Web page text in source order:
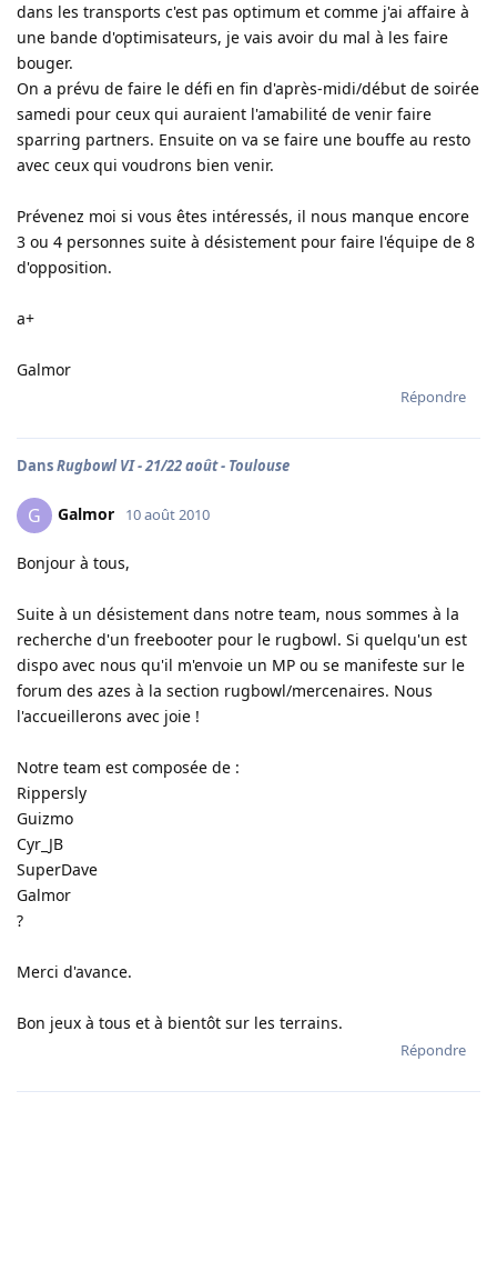
dans les transports c'est pas optimum et comme j'ai affaire à
une bande d'optimisateurs, je vais avoir du mal à les faire
bouger.
On a prévu de faire le défi en fin d'après-midi/début de soirée
samedi pour ceux qui auraient l'amabilité de venir faire
sparring partners. Ensuite on va se faire une bouffe au resto
avec ceux qui voudrons bien venir.
Prévenez moi si vous êtes intéressés, il nous manque encore
3 ou 4 personnes suite à désistement pour faire l'équipe de 8
d'opposition.
a+
Galmor
Répondre
DansRugbowl VI - 21/22 août - Toulouse
G Galmor 10 août 2010
Bonjour à tous,
Suite à un désistement dans notre team, nous sommes à la
recherche d'un freebooter pour le rugbowl. Si quelqu'un est
dispo avec nous qu'il m'envoie un MP ou se manifeste sur le
forum des azes à la section rugbowl/mercenaires. Nous
l'accueillerons avec joie !
Notre team est composée de :
Rippersly
Guizmo
Cyr_JB
SuperDave
Galmor
?
Merci d'avance.
Bon jeux à tous et à bientôt sur les terrains.
Répondre